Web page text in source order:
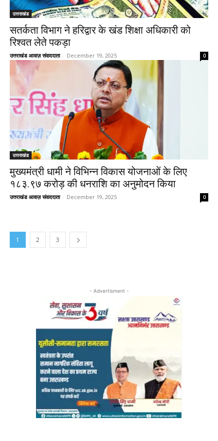
उत्तराखंड
सतर्कता विभाग ने हरिद्वार के खंड शिक्षा अधिकारी को
रिश्वत लेते पकड़ा
उत्तराखंड आवाज़ संवाददाता - December 19, 2025 0
उत्तराखंड
मुख्यमंत्री धामी ने विभिन्न विकास योजनाओं के लिए ₹
१८३.९७ करोड़ की धनराशि का अनुमोदन किया
उत्तराखंड आवाज़ संवाददाता - December 19, 2025 0
1 2 3
- Advertisment -